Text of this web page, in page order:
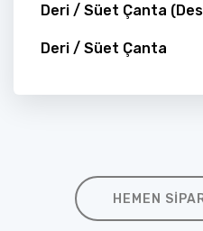
Deri / Süet Çanta
Deri / Süet Çanta
HEMEN